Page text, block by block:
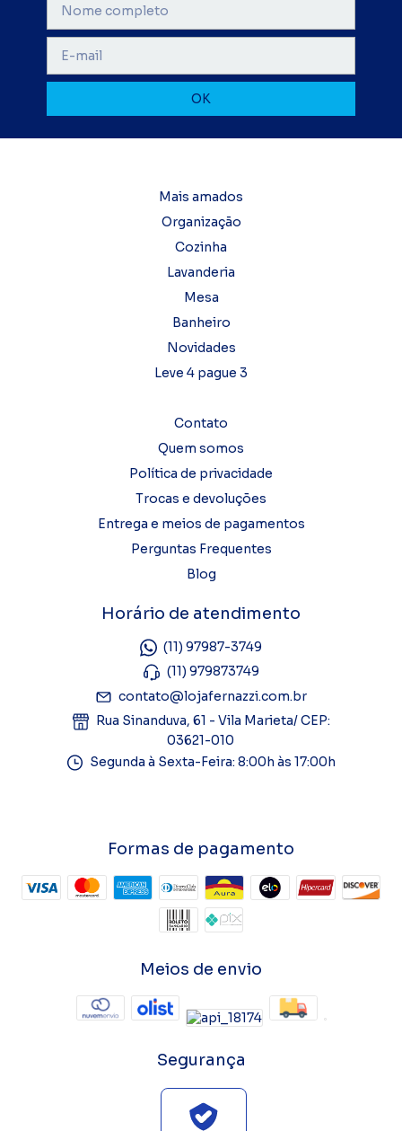
Mais amados
Organização
Cozinha
Lavanderia
Mesa
Banheiro
Novidades
Leve 4 pague 3
Contato
Quem somos
Política de privacidade
Trocas e devoluções
Entrega e meios de pagamentos
Perguntas Frequentes
Blog
Horário de atendimento
(11) 97987-3749
(11) 979873749
contato@lojafernazzi.com.br
Rua Sinanduva, 61 - Vila Marieta/ CEP:
03621-010
Segunda à Sexta-Feira: 8:00h às 17:00h
Formas de pagamento
Meios de envio
Segurança